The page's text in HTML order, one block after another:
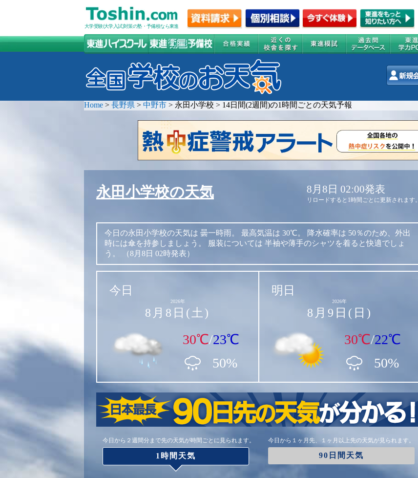
大学受験(大学入試)対策の塾・予備校なら東進
Home > 長野県 > 中野市 > 永田小学校 > 14日間(2週間)の1時間ごとの天気予報
永田小学校の天気 8月8日 02:00発表
リロードすると1時間ごとに更新されます。
今日の永田小学校の天気は 曇一時雨。 最高気温は 30℃。 降水確率は 50％のため、外出
時には傘を持参しましょう。
服装については 半袖や薄手のシャツを着ると快適でしょ
う。
（8月8日 02時発表）
今日
2026年
8月8日(土)
30℃/23℃
50%
明日
2026年
8月9日(日)
30℃/22℃
50%
今日から２週間分まで先の天気が時間ごとに見られます。
1時間天気
今日から１ヶ月先、１ヶ月以上先の天気が見られます。
90日間天気